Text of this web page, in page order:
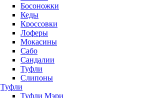
Босоножки
Кеды
Кроссовки
Лоферы
Мокасины
Сабо
Сандалии
Туфли
Слипоны
Туфли
Туфли Мэри